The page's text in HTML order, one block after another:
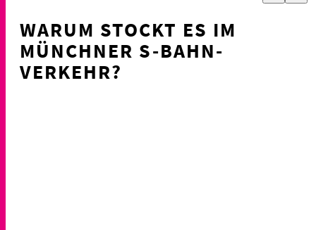
WARUM STOCKT ES IM
MÜNCHNER S-BAHN-
VERKEHR?